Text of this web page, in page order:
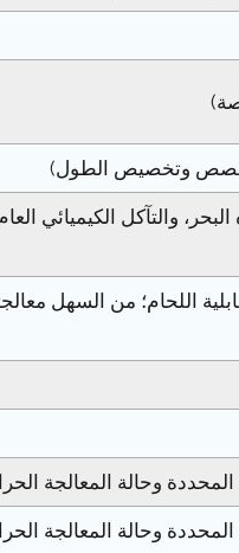
والتآكل الكيميائي
اللحام؛ من السهل